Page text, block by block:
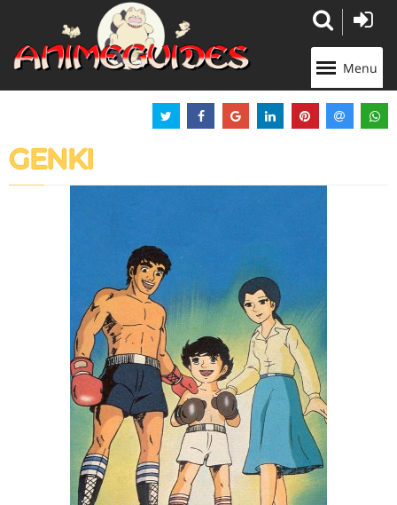
Menu
GENKI
Panneau de gestion des cookies